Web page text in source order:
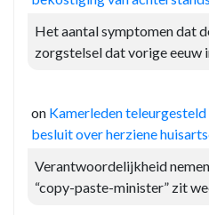
Het aantal symptomen dat
zorgstelsel dat vorige eeuw
on Kamerleden
besluit over herziene
Verantwoordelijkheid
“copy-paste-minister” zit